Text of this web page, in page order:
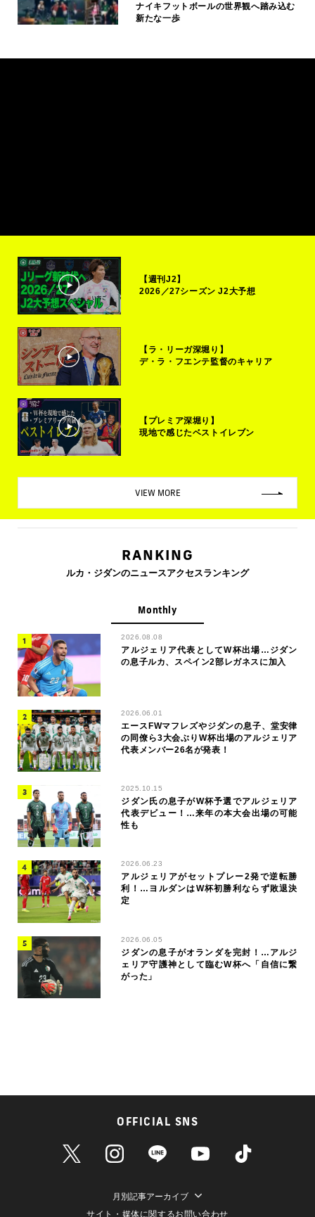
ナイキフットボールの世界観へ踏み込む
新たな一歩
【週刊J2】
2026／27シーズン J2大予想
【ラ・リーガ深堀り】
デ・ラ・フエンテ監督のキャリア
【プレミア深堀り】
現地で感じたベストイレブン
VIEW MORE
RANKING
ルカ・ジダンのニュースアクセスランキング
Monthly
2026.08.08
アルジェリア代表としてW杯出場…ジダン
の息子ルカ、スペイン2部レガネスに加入
2026.06.01
エースFWマフレズやジダンの息子、堂安律
の同僚ら3大会ぶりW杯出場のアルジェリア
代表メンバー26名が発表！
2025.10.15
ジダン氏の息子がW杯予選でアルジェリア
代表デビュー！…来年の本大会出場の可能
性も
2026.06.23
アルジェリアがセットプレー2発で逆転勝
利！…ヨルダンはW杯初勝利ならず敗退決
定
2026.06.05
ジダンの息子がオランダを完封！…アルジ
ェリア守護神として臨むW杯へ「自信に繋
がった」
OFFICIAL SNS
月別記事アーカイブ
サイト・媒体に関するお問い合わせ